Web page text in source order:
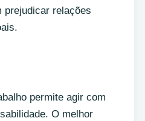
prejudicar relações
permite agir com
O melhor